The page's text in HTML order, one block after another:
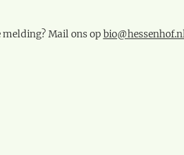
melding? Mail ons op